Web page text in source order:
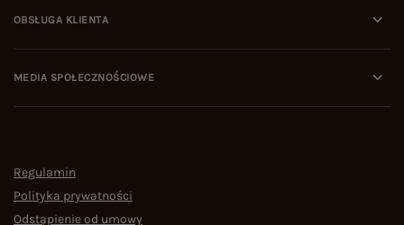
OBSŁUGA KLIENTA
MEDIA SPOŁECZNOŚCIOWE
Regulamin
Polityka prywatności
Odstąpienie od umowy